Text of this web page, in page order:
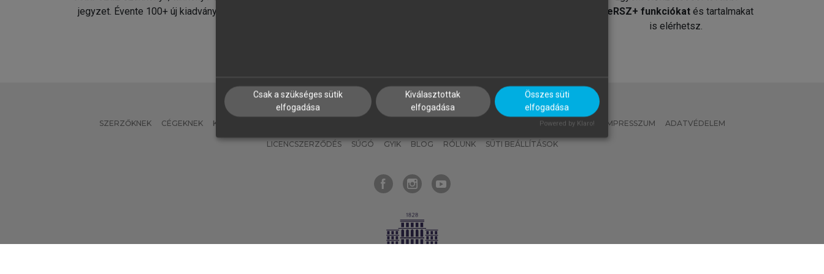
jegyzet. Évente 100+ új kiadvány.
MeRSZ+ funkciókat és tartalmakat
is elérhetsz.
SZERZŐKNEK CÉGEKNEK KÖNYVTÁROSOKNAK MI – ÁLTALÁNOS IRÁNYELVEK IMPRESSZUM ADATVÉDELEM
LICENCSZERZŐDÉS SÚGÓ GYIK BLOG RÓLUNK SÜTI BEÁLLÍTÁSOK
Csak a szükséges sütik
elfogadása
Kiválasztottak
elfogadása
Összes süti
elfogadása
Powered by Klaro!